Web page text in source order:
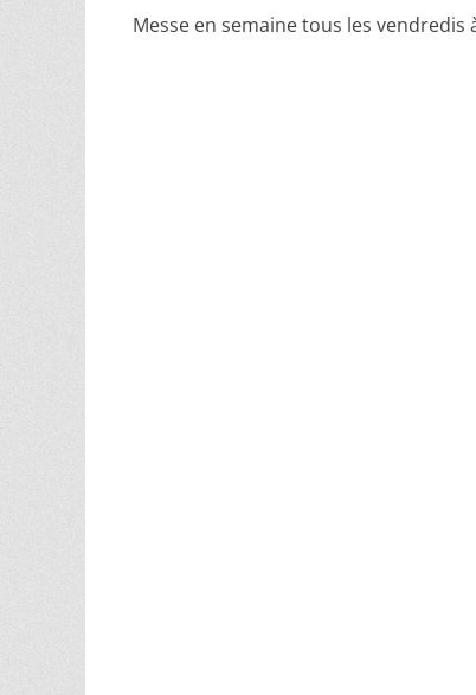
Messe en semaine tous les